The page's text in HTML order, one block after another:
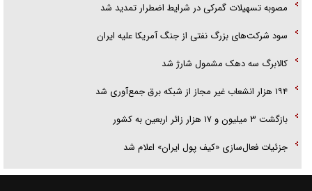
مصوبه تسهیلات گمرکی در شرایط اضطرار تمدید شد
سود شرکت‌های بزرگ نفتی از جنگ آمریکا علیه ایران
کالابرگ سه دهک مشمول شارژ شد
۱۹۴ هزار انشعاب غیر مجاز از شبکه برق جمع‌آوری شد
بازگشت ۳ میلیون و ۱۷ هزار زائر اربعین به کشور
جزئیات فعال‌سازی «کیف پول ایران» اعلام شد